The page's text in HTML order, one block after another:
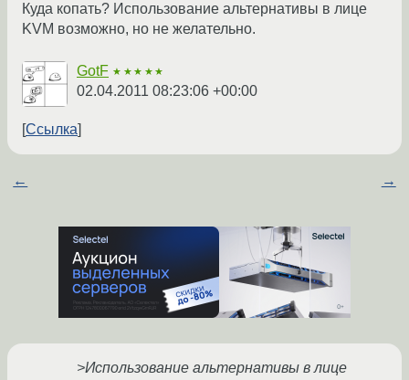
Куда копать? Использование альтернативы в лице
KVM возможно, но не желательно.
GotF ★★★★★
02.04.2011 08:23:06 +00:00
Ссылка
← →
>Использование альтернативы в лице